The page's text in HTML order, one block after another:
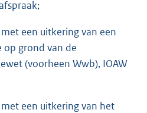
een uitkering van een
op grond van de
(voorheen Wwb), IOAW
een uitkering van het